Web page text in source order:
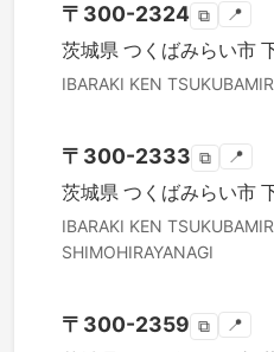
〒 300-2324 ⧉ 📍
茨城県 つくばみらい市
IBARAKI KEN
〒 300-2333 ⧉ 📍
茨城県 つくばみらい市
IBARAKI KEN
SHIMOHIRAYANAGI
〒 300-2359 ⧉ 📍